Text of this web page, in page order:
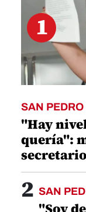
1
SAN
"Hay
quería":
2 SAN